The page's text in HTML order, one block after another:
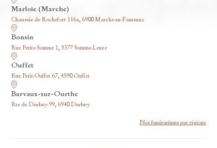
Marloie (Marche)
Chaussée de Rochefort 116a, 6900 Marche-en-Famenne
Bonsin
Rue Petite-Somme 1, 5377 Somme-Leuze
Ouffet
Rue Petit-Ouffet 67, 4590 Ouffet
Barvaux-sur-Ourthe
Rte de Durbuy 99, 6940 Durbuy
Nos funérariums par régions